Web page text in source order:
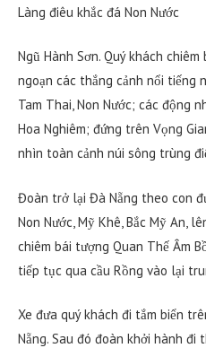
Làng điêu khắc đá Non Nước
Ngũ Hành Sơn. Quý khách
ngoạn các thắng cảnh nổi tiếng
Tam Thai, Non Nước; các động
Hoa Nghiêm; đứng trên Vọng
nhìn toàn cảnh núi sông trùng
Đoàn trở lại Đà Nẵng theo con
Non Nước, Mỹ Khê, Bắc Mỹ An,
chiêm bái tượng Quan Thế Âm
tiếp tục qua cầu Rồng vào lại
Xe đưa quý khách đi tắm biển
Nẵng. Sau đó đoàn khởi hành đi